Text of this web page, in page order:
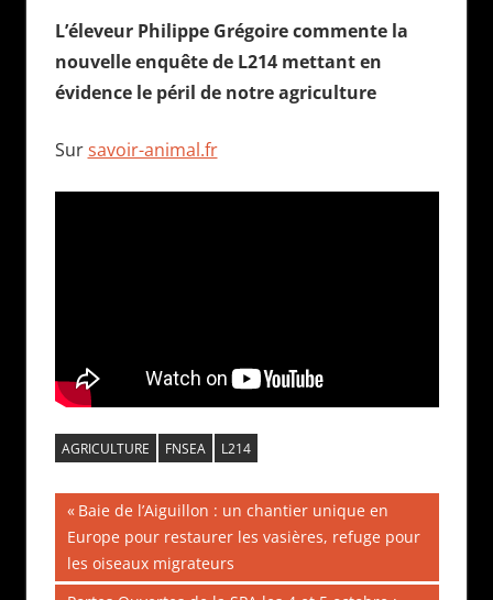
L’éleveur Philippe Grégoire commente la
nouvelle enquête de L214 mettant en
évidence le péril de notre agriculture
Sursavoir-animal.fr
AGRICULTURE FNSEA L214
Navigation
de
Publication
précédente :
Baie de l’Aiguillon : un chantier unique en
Europe pour restaurer les vasières, refuge pour
les oiseaux migrateurs